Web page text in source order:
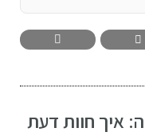
איך חוות דעת